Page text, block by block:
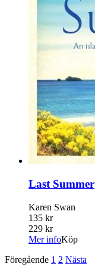
Last Summer
Karen Swan
135 kr
229 kr
Mer infoKöp
Föregående 1 2 Nästa